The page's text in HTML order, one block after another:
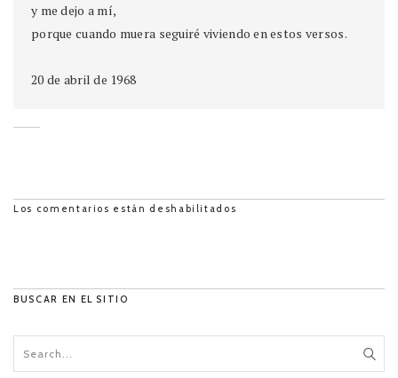
y me dejo a mí,
porque cuando muera seguiré viviendo en estos versos.
20 de abril de 1968
Los comentarios están deshabilitados
BUSCAR EN EL SITIO